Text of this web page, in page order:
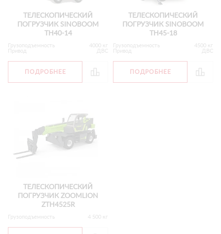
ТЕЛЕСКОПИЧЕСКИЙ
ПОГРУЗЧИК SINOBOOM
ТН40-14
Грузоподъемность
4000 кг
Привод
ДВС
ПОДРОБНЕЕ
ТЕЛЕСКОПИЧЕСКИЙ
ПОГРУЗЧИК SINOBOOM
ТН45-18
Грузоподъемность
4500 кг
Привод
ДВС
ПОДРОБНЕЕ
ТЕЛЕСКОПИЧЕСКИЙ
ПОГРУЗЧИК ZOOMLION
ZTH4525R
Грузоподъемность 4 500 кг